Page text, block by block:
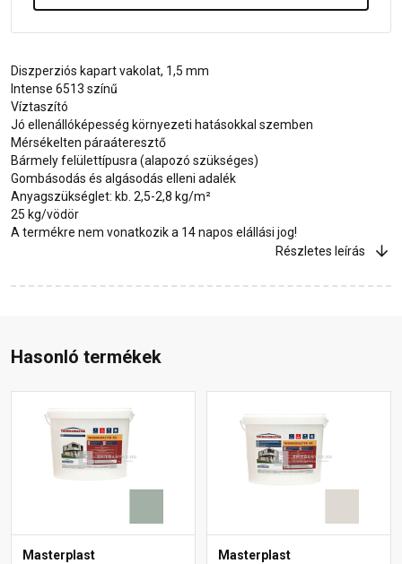
Diszperziós kapart vakolat, 1,5 mm
Intense 6513 színű
Víztaszító
Jó ellenállóképesség környezeti hatásokkal szemben
Mérsékelten páraáteresztő
Bármely felülettípusra (alapozó szükséges)
Gombásodás és algásodás elleni adalék
Anyagszükséglet: kb. 2,5-2,8 kg/m²
25 kg/vödör
A termékre nem vonatkozik a 14 napos elállási jog!
Részletes leírás
Hasonló termékek
Masterplast
Masterplast